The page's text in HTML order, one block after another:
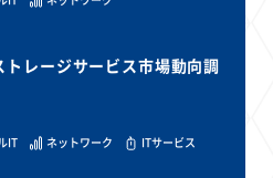
レージサービス市場動向調
IT ネットワーク
ITサービス